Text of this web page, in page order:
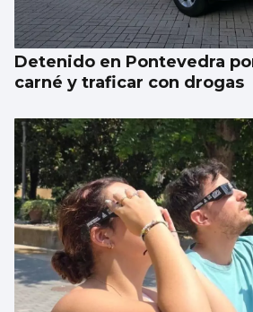
Detenido en Pontevedra
carné y traficar con drogas